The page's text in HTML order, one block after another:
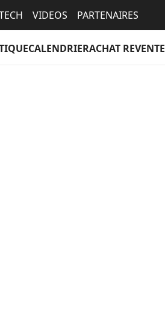
VIDEOS PARTENAIRES
CALENDRIERACHAT REVENTE